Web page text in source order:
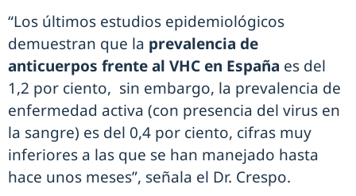
“Los últimos estudios epidemiológicos
demuestran que la prevalencia de
anticuerpos frente al VHC en España es del
1,2 por ciento, sin embargo, la prevalencia de
enfermedad activa (con presencia del virus en
la sangre) es del 0,4 por ciento, cifras muy
inferiores a las que se han manejado hasta
hace unos meses”, señala el Dr. Crespo.